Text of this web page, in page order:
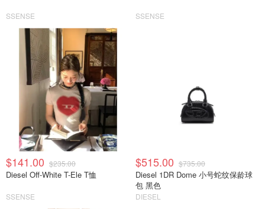
SSENSE SSENSE
$141.00 $235.00
Diesel Off-White T-Ele T恤
SSENSE
$515.00 $735.00
Diesel 1DR Dome 小号蛇纹保龄球
包 黑色
DIESEL